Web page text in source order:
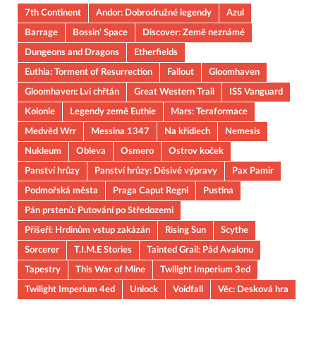
7th Continent Andor: Dobrodružné legendy
Azul
Barrage
Bossin' Space
Discover: Země neznámé
Dungeons and Dragons
Etherfields
Euthia: Torment of Resurrection
Fallout
Gloomhaven
Gloomhaven: Lví chřtán
Great Western Trail
ISS Vanguard
Kolonie
Legendy země Euthie
Mars: Teraformace
Medvěd Wrr
Messina 1347 Na křídlech
Nemesis
Nukleum
Obleva Osmero
Ostrov koček
Panství hrůzy
Panství hrůzy: Děsivé výpravy
Pax Pamir
Podmořská města
Praga Caput Regni
Pustina
Pán prstenů: Putování po Středozemi
Příšeří: Hrdinům vstup zakázán
Rising Sun
Scythe
Sorcerer
T.I.M.E Stories
Tainted Grail: Pád Avalonu
Tapestry
This War of Mine
Twilight Imperium 3ed
Twilight Imperium 4ed
Unlock Voidfall Věc: Desková hra